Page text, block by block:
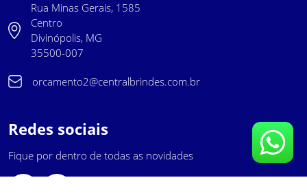
Rua Minas Gerais, 1585
Centro
Divinópolis, MG
35500-007
orcamento2@centralbrindes.com.br
Redes sociais
Fique por dentro de todas as novidades